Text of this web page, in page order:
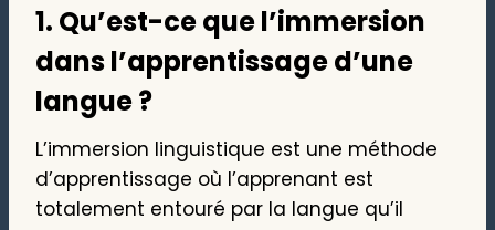
1. Qu’est-ce que l’immersion
dans l’apprentissage d’une
langue ?
L’immersion linguistique est une méthode
d’apprentissage où l’apprenant est
totalement entouré par la langue qu’il